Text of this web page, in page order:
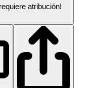
atribución!